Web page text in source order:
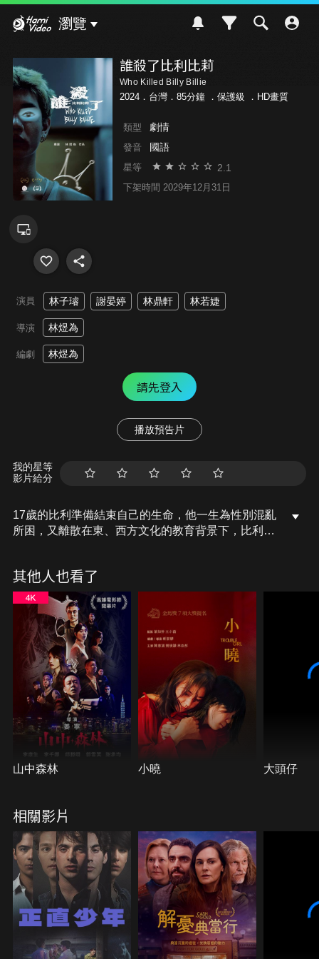
瀏覽
誰殺了比利比莉
Who Killed Billy Billie
2024．台灣．85分鐘 ． 保護級 ．HD畫質
類型 劇情
發音 國語
星等 2.1
下架時間 2029年12月31日
演員 林子璿 謝晏婷 林鼎軒 林若婕
導演 林煜為
編劇 林煜為
請先登入
播放預告片
我的星等
影片給分
17歲的比利準備結束自己的生命，他一生為性別混亂
所困，又離散在東、西方文化的教育背景下，比利幼
不諒解，他都撐了過來，但在世界上唯一認同自己的
小妹意外過世後，比利決定追隨妹妹的腳步，前往另
個世界陪伴她。
其他人也看了
山中森林 小曉 大頭仔
相關影片